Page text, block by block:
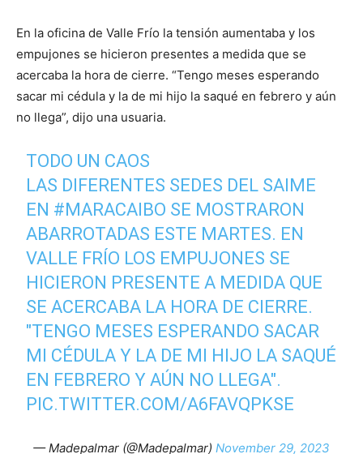
En la oficina de Valle Frío la tensión aumentaba y los
empujones se hicieron presentes a medida que se
acercaba la hora de cierre. “Tengo meses esperando
sacar mi cédula y la de mi hijo la saqué en febrero y aún
no llega”, dijo una usuaria.
TODO UN CAOS
LAS DIFERENTES SEDES DEL SAIME
EN #MARACAIBO SE MOSTRARON
ABARROTADAS ESTE MARTES. EN
VALLE FRÍO LOS EMPUJONES SE
HICIERON PRESENTE A MEDIDA QUE
SE ACERCABA LA HORA DE CIERRE.
"TENGO MESES ESPERANDO SACAR
MI CÉDULA Y LA DE MI HIJO LA SAQUÉ
EN FEBRERO Y AÚN NO LLEGA".
PIC.TWITTER.COM/A6FAVQPKSE
— Madepalmar (@Madepalmar) November 29, 2023